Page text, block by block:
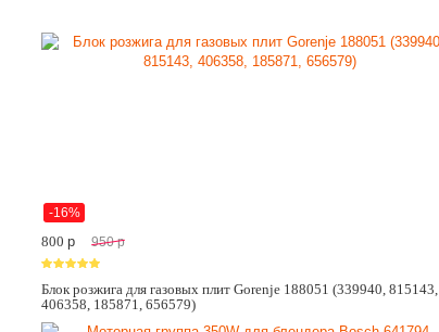
-16%
800 p 950 p
Блок розжига для газовых плит Gorenje 188051 (339940, 815143,
406358, 185871, 656579)